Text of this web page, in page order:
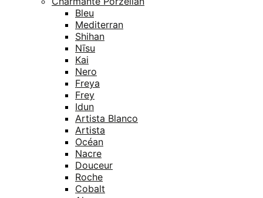
Bleu
Mediterran
Shihan
Nīsu
Kai
Nero
Freya
Frey
Idun
Artista Blanco
Artista
Océan
Nacre
Douceur
Roche
Cobalt